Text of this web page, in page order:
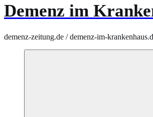
Demenz im
demenz-zeitung.de / demenz-im-